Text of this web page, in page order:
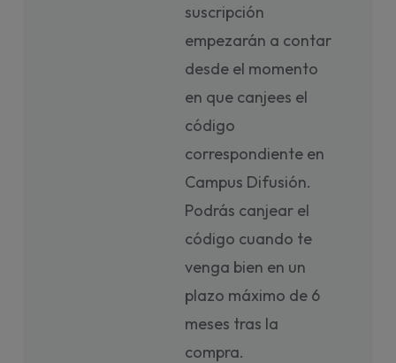
suscripción
empezarán a contar
desde el momento
en que canjees el
código
correspondiente en
Campus Difusión.
Podrás canjear el
código cuando te
venga bien en un
plazo máximo de 6
meses tras la
compra.